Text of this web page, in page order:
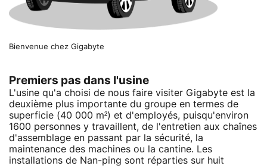
Bienvenue chez Gigabyte
Premiers pas dans l'usine
L'usine qu'a choisi de nous faire visiter Gigabyte est la
deuxième plus importante du groupe en termes de
superficie (40 000 m²) et d'employés, puisqu'environ
1600 personnes y travaillent, de l'entretien aux chaînes
d'assemblage en passant par la sécurité, la
maintenance des machines ou la cantine. Les
installations de Nan-ping sont réparties sur huit